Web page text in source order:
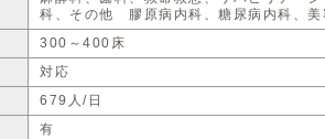
科、その他 膠原病内科、糖尿病内科、美
300～400床
対応
679人/日
有